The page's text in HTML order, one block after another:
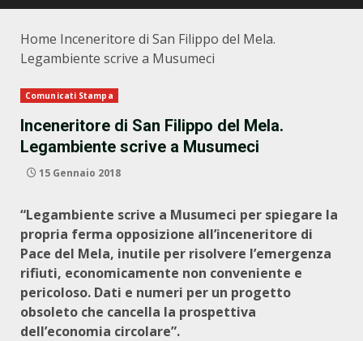
Home Inceneritore di San Filippo del Mela.
Legambiente scrive a Musumeci
Comunicati Stampa
Inceneritore di San Filippo del Mela.
Legambiente scrive a Musumeci
15 Gennaio 2018
“Legambiente scrive a Musumeci per spiegare la
propria ferma opposizione all’inceneritore di
Pace del Mela, inutile per risolvere l’emergenza
rifiuti, economicamente non conveniente e
pericoloso. Dati e numeri per un progetto
obsoleto che cancella la prospettiva
dell’economia circolare”.